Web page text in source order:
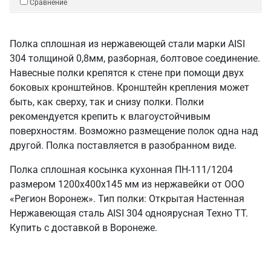
Сравнение
Полка сплошная из нержавеющей стали марки AISI
304 толщиной 0,8мм, разборная, болтовое соединение.
Навесные полки крепятся к стене при помощи двух
боковых кронштейнов. Кронштейн крепления может
быть, как сверху, так и снизу полки. Полки
рекомендуется крепить к влагоустойчивым
поверхностям. Возможно размещение полок одна над
другой. Полка поставляется в разобранном виде.
Полка сплошная косынка кухонная ПН-111/1204
размером 1200х400х145 мм из нержавейки от ООО
«Регион Воронеж». Тип полки: Открытая Настенная
Нержавеющая сталь AISI 304 одноярусная Техно ТТ.
Купить с доставкой в Воронеже.